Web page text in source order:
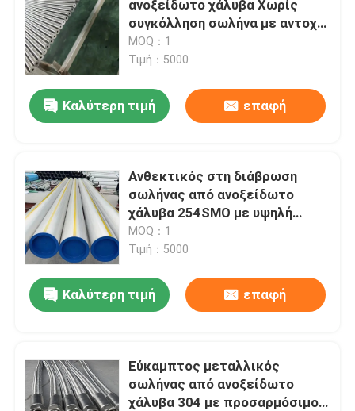
φραγμός γωνίας ανοξείδωτου
Επίπεδος φραγμός ανοξείδωτου
τετραγωνική ράβδος από ανοξείδωτο χάλυβα
Χάλυβα από ανοξείδωτο χάλυβα
διπλό ανοξείδωτο
Άλλες χημικές ουσίες
ανοξείδωτο χάλυβα Χωρίς
συγκόλληση σωλήνα με αντοχή
σε υψηλές θερμοκρασίες,
αντοχή στη διάβρωση και
MOQ：1
Τιμή：5000
Καλύτερη τιμή επαφή
Ανθεκτικός στη διάβρωση
σωλήνας από ανοξείδωτο
χάλυβα 254SMO με υψηλή
περιεκτικότητα σε
μολυβδένιο για εφαρμογές σε
MOQ：1
Τιμή：5000
Καλύτερη τιμή επαφή
Εύκαμπτος μεταλλικός
σωλήνας από ανοξείδωτο
χάλυβα 304 με προσαρμόσιμο